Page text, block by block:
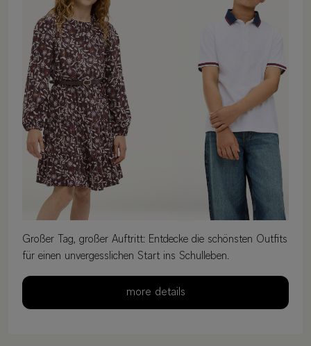
Großer Tag, großer Auftritt: Entdecke die schönsten Outfits
für einen unvergesslichen Start ins Schulleben.
more details